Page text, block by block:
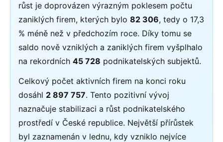
růst je doprovázen výrazným poklesem počtu
zaniklých firem, kterých bylo 82 306, tedy o 17,3
% méně než v předchozím roce. Díky tomu se
saldo nově vzniklých a zaniklých firem vyšplhalo
na rekordních 45 728 podnikatelských subjektů.
Celkový počet aktivních firem na konci roku
dosáhl 2 897 757. Tento pozitivní vývoj
naznačuje stabilizaci a růst podnikatelského
prostředí v České republice. Největší přírůstek
byl zaznamenán v lednu, kdy vzniklo nejvíce